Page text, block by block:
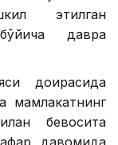
этилган
давра
доирасида
мамлакатнинг
бевосита